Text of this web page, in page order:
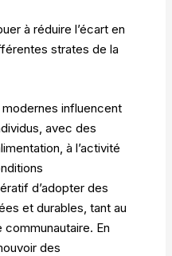
à réduire l’écart en
strates de la
influencent
avec des
à l’activité
d’adopter des
et durables, tant au
communautaire. En
des